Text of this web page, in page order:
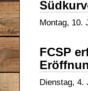
Montag, 10.
FCSP
Dienstag, 4.